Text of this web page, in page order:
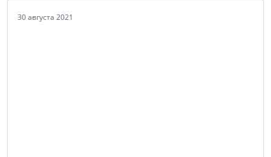
30 августа 2021